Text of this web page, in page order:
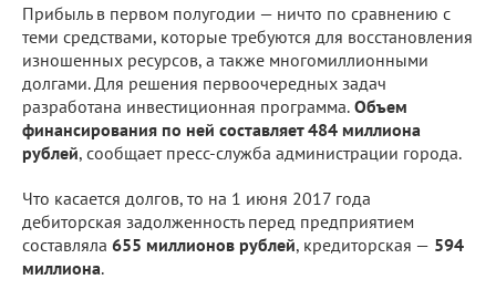
Прибыль в первом полугодии — ничто по сравнению с
теми средствами, которые требуются для восстановления
изношенных ресурсов, а также многомиллионными
долгами. Для решения первоочередных задач
разработана инвестиционная программа. Объем
финансирования по ней составляет 484 миллиона
рублей, сообщает пресс-служба администрации города.
Что касается долгов, то на 1 июня 2017 года
дебиторская задолженность перед предприятием
составляла 655 миллионов рублей, кредиторская — 594
миллиона.